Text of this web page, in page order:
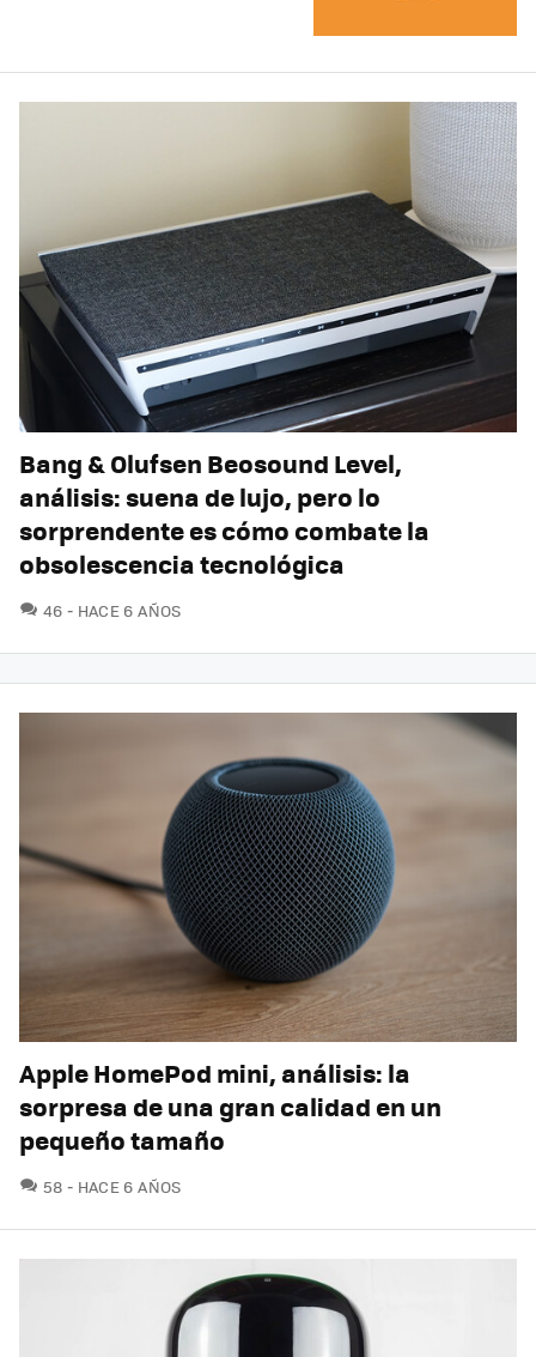
Bang & Olufsen Beosound Level,
análisis: suena de lujo, pero lo
sorprendente es cómo combate la
obsolescencia tecnológica
46 COMENTARIOS
HACE 6 AÑOS
Apple HomePod mini, análisis: la
sorpresa de una gran calidad en un
pequeño tamaño
58 COMENTARIOS
HACE 6 AÑOS